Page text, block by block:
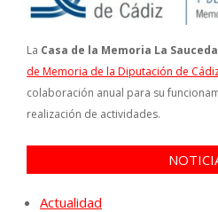
La Casa de la Memoria La Sauceda
de Memoria de la Diputación de
colaboración anual para su
realización de actividades.
Actualidad